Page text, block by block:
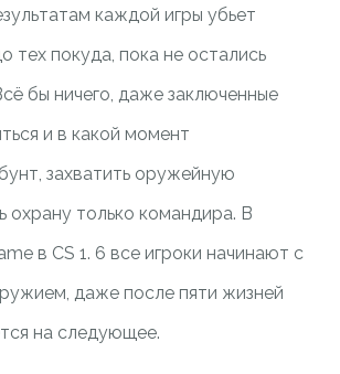
каждой игры убьет
тех покуда, пока не остались
бы ничего, даже заключенные
и в какой момент
захватить оружейную
охрану только командира. В
в CS 1. 6 все игроки начинают с
даже после пяти жизней
на следующее.